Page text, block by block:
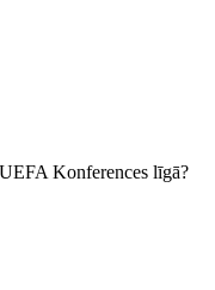
Konferences līgā?